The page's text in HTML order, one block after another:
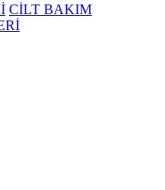
CİLT BAKIM